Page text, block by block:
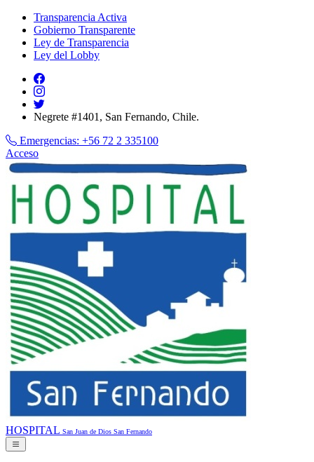
Transparencia Activa
Gobierno Transparente
Ley de Transparencia
Ley del Lobby
Negrete #1401, San Fernando, Chile.
Emergencias: +56 72 2 335100
Acceso
HOSPITAL San Juan de Dios San Fernando